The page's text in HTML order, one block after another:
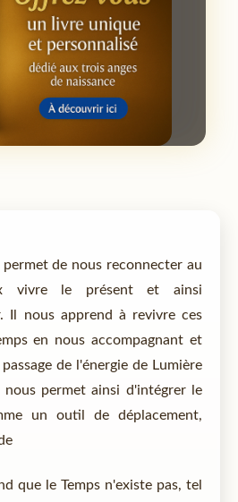
de nous reconnecter au
vivre le présent et ainsi
Il nous apprend à revivre ces
en nous accompagnant et
de l'énergie de Lumière
nous permet ainsi d'intégrer le
un outil de déplacement,
que le Temps n'existe pas, tel